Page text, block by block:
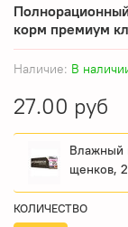
Наличие: В
27.00 руб
Влажный
щенков,
КОЛИЧЕСТВО
корм премиум